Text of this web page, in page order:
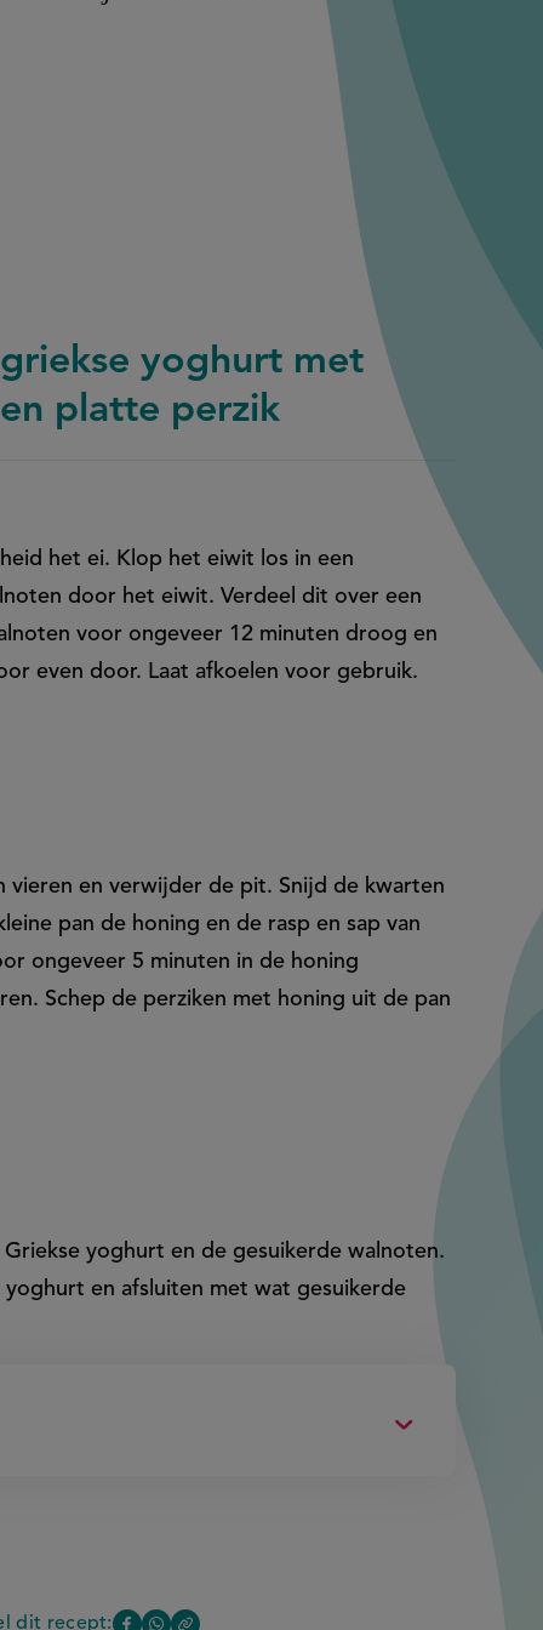
yoghurt met
platte perzik
het ei. Klop het eiwit los in een
door het eiwit. Verdeel dit over een
voor ongeveer 12 minuten droog en
even door. Laat afkoelen voor gebruik.
vieren en verwijder de pit. Snijd de kwarten
pan de honing en de rasp en sap van
ongeveer 5 minuten in de honing
Schep de perziken met honing uit de pan
yoghurt en de gesuikerde walnoten.
yoghurt en afsluiten met wat gesuikerde
dit recept: